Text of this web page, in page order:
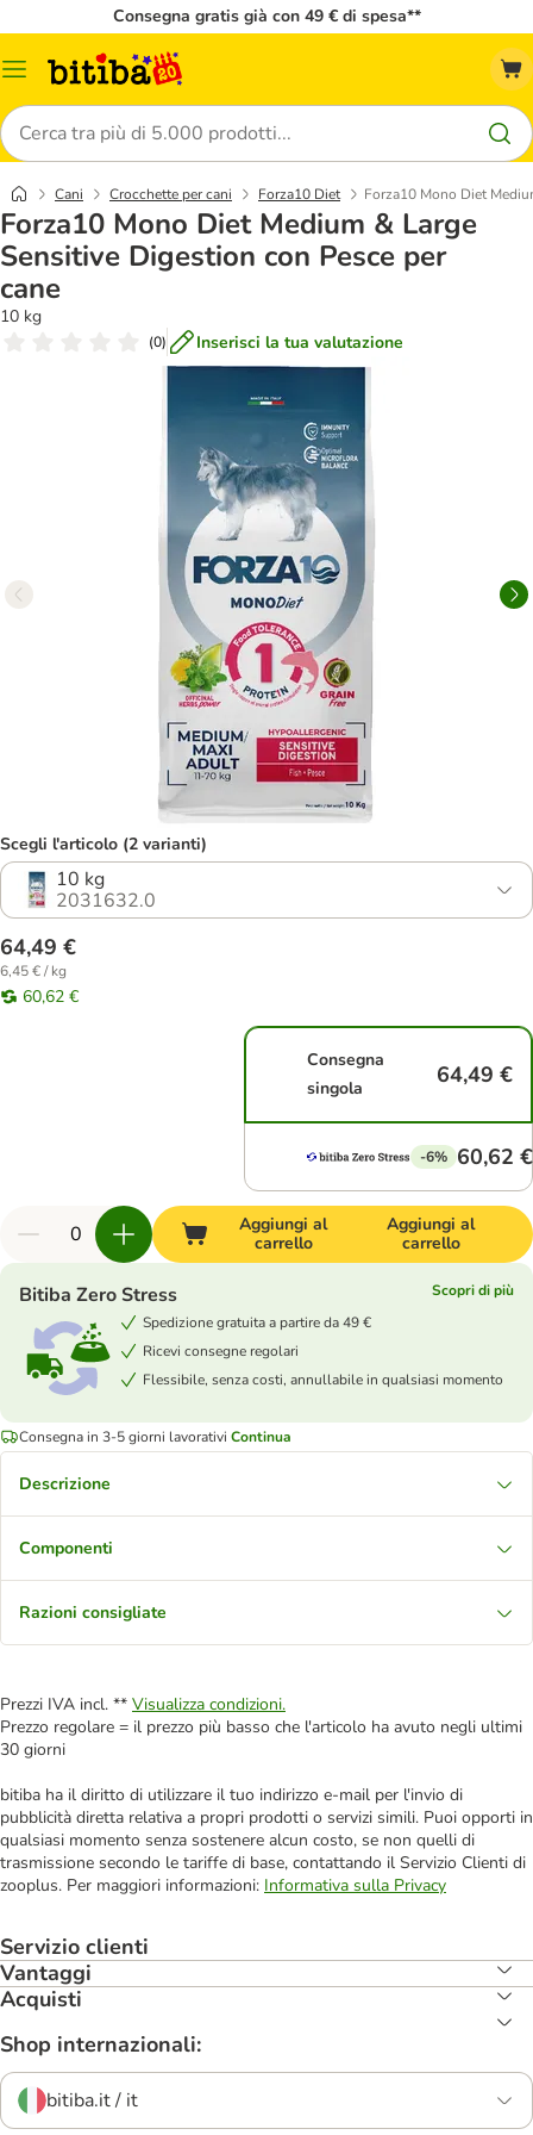
Consegna gratis già con 49 € di spesa**
Overview
Cerca
Cani Crocchette per cani Forza10 Diet Forza10 Mono Diet
Forza10 Mono Diet Medium & Large
Sensitive Digestion con Pesce per
cane
10 kg
(0) Inserisci la tua valutazione
Scegli l'articolo (2 varianti)
10 kg
2031632.0
64,49 €
6,45 € / kg
60,62 €
Consegna
singola
64,49 €
-6% 60,62 €
Aggiungi al
carrello
Aggiungi al
carrello
Bitiba Zero Stress
Scopri di più
Spedizione gratuita a partire da 49 €
Ricevi consegne regolari
Flessibile, senza costi, annullabile in qualsiasi momento
Consegna in 3-5 giorni lavorativi Continua
Descrizione
Componenti
Razioni consigliate
Prezzi IVA incl. ** Visualizza condizioni.
Prezzo regolare = il prezzo più basso che l'articolo ha avuto negli ultimi
30 giorni
bitiba ha il diritto di utilizzare il tuo indirizzo e-mail per l'invio di
pubblicità diretta relativa a propri prodotti o servizi simili. Puoi opporti in
qualsiasi momento senza sostenere alcun costo, se non quelli di
trasmissione secondo le tariffe di base, contattando il Servizio Clienti di
zooplus. Per maggiori informazioni: Informativa sulla Privacy
Servizio clienti
Vantaggi
Acquisti
Shop internazionali:
bitiba.it / it